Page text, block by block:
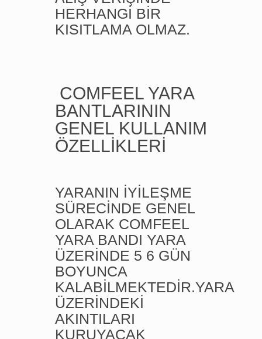
HERHANGİ BİR
KISITLAMA OLMAZ.
COMFEEL YARA
BANTLARININ
GENEL KULLANIM
ÖZELLİKLERİ
YARANIN İYİLEŞME
SÜRECİNDE GENEL
OLARAK COMFEEL
YARA BANDI YARA
ÜZERİNDE 5 6 GÜN
BOYUNCA
KALABİLMEKTEDİR.YARA
ÜZERİNDEKİ
AKINTILARI
KURUYACAK